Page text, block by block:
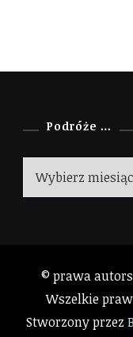
Podróże …
© prawa
Wszelkie
Stworzony przez